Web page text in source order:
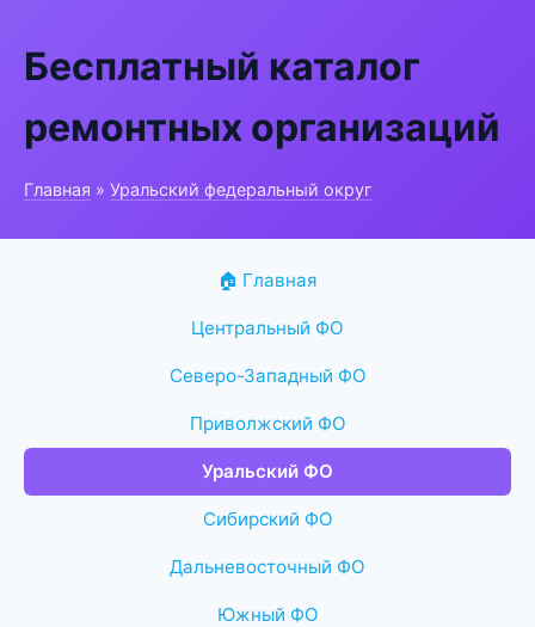
Бесплатный каталог
ремонтных организаций
Главная » Уральский федеральный округ
🏠 Главная
Центральный ФО
Северо-Западный ФО
Приволжский ФО
Уральский ФО
Сибирский ФО
Дальневосточный ФО
Южный ФО